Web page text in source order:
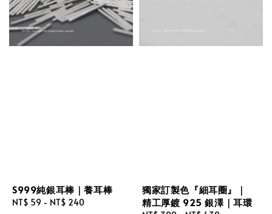
S999純銀耳棒｜養耳棒
Regular
NT$ 59 - NT$ 240
獨家訂製色『細耳圈』｜
精工厚鍍 925 銀澤｜耳環